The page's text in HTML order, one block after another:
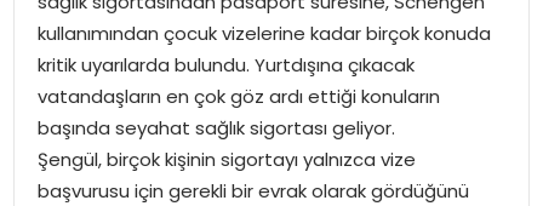
MAGAZIN
YAŞAM
kullanımından çocuk vizelerine kadar birçok konuda
kritik uyarılarda bulundu. Yurtdışına çıkacak
vatandaşların en çok göz ardı ettiği konuların
başında seyahat sağlık sigortası geliyor.
Şengül, birçok kişinin sigortayı yalnızca vize
başvurusu için gerekli bir evrak olarak gördüğünü